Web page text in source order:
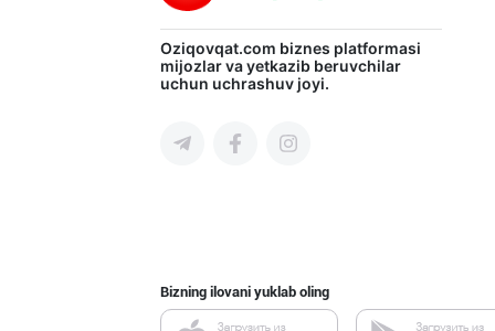
Oziqovqat.com biznes platformasi
mijozlar va yetkazib beruvchilar
uchun uchrashuv joyi.
Bizning ilovani yuklab oling